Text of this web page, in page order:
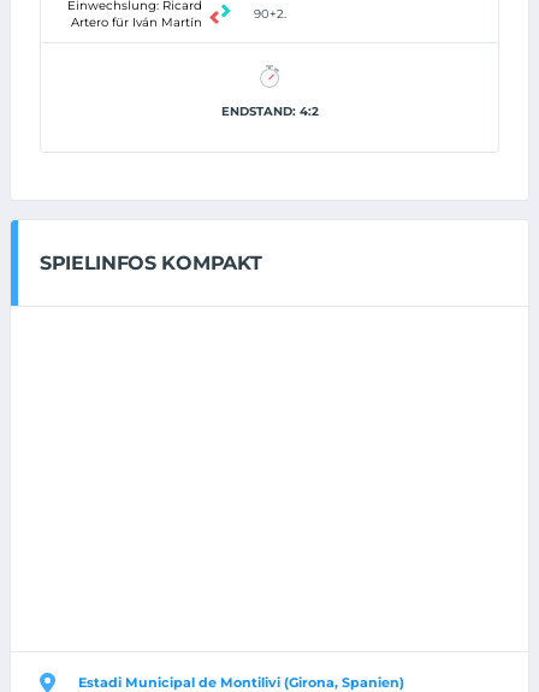
Einwechslung: Ricard
Artero für Iván Martín
90+2.
ENDSTAND: 4:2
SPIELINFOS KOMPAKT
Estadi Municipal de Montilivi (Girona, Spanien)